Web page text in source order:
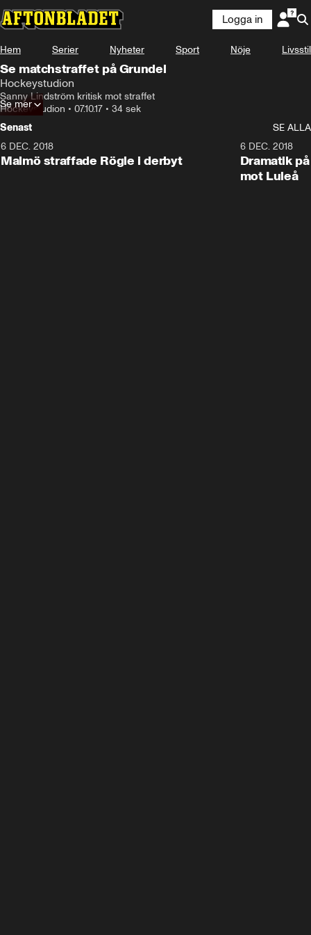
Logga in
Hem Serier Nyheter Sport Nöje Livsstil
Se matchstraffet på Grundel
Hockeystudion
Sanny Lindström kritisk mot straffet
Hockeystudion • 07.10.17 • 34 sek
Se mer
Senast
SE ALLA
6 DEC. 2018
Malmö straffade Rögle i derbyt
6 DEC. 2018
Dramatik
mot Luleå